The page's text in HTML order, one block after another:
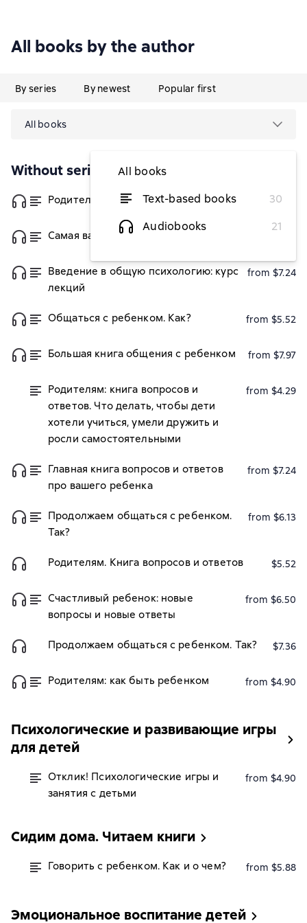
All books by the author
By series By newest Popular first
All books
All books
Text-based books
30
Audiobooks
21
Without series
Родителям о подростках from $6.13
Самая важная книга для родителей
Введение в общую психологию: курс
лекций
from $7.24
Общаться с ребенком. Как? from $5.52
Большая книга общения с ребенком from $7.97
Родителям: книга вопросов и
ответов. Что делать, чтобы дети
хотели учиться, умели дружить и
росли самостоятельными
from $4.29
Главная книга вопросов и ответов
про вашего ребенка
from $7.24
Продолжаем общаться с ребенком.
Так?
from $6.13
Родителям. Книга вопросов и ответов $5.52
Счастливый ребенок: новые
вопросы и новые ответы
from $6.50
Продолжаем общаться с ребенком. Так? $7.36
Родителям: как быть ребенком from $4.90
Психологические и развивающие игры
для детей
Отклик! Психологические игры и
занятия с детьми
from $4.90
Сидим дома. Читаем книги
Говорить с ребенком. Как и о чем? from $5.88
Эмоциональное воспитание детей